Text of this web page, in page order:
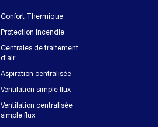
Confort Thermique
Protection incendie
Centrales de traitement
d'air
Aspiration centralisée
Ventilation simple flux
Ventilation centralisée
simple flux